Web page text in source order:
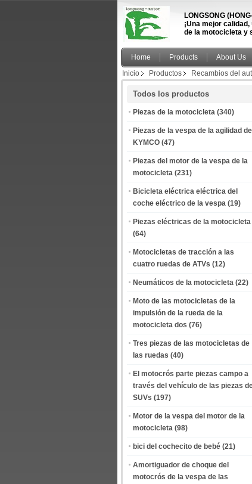
LONGSONG
¡Una mejor
de la motocicleta y
Home
Products About Us
Inicio
Productos Recambios del
Todos los productos
Piezas de la motocicleta (340)
Piezas de la vespa de la agilidad de
KYMCO (47)
Piezas del motor de la vespa de la
motocicleta (231)
Bicicleta eléctrica eléctrica del
coche eléctrico de la vespa (19)
Piezas eléctricas de la motocicleta
(64)
Motocicletas de tracción a las
cuatro ruedas de ATVs (12)
Neumáticos de la motocicleta (22)
Moto de las motocicletas de la
impulsión de la rueda de la
motocicleta dos (76)
Tres piezas de las motocicletas de
las ruedas (40)
El motocrós parte piezas campo a
través del vehículo de las piezas
SUVs (197)
Motor de la vespa del motor de la
motocicleta (98)
bici del cochecito de bebé (21)
Amortiguador de choque del
motocrós de la vespa de las